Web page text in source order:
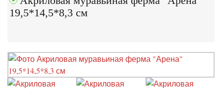
19,5*14,5*8,3 см